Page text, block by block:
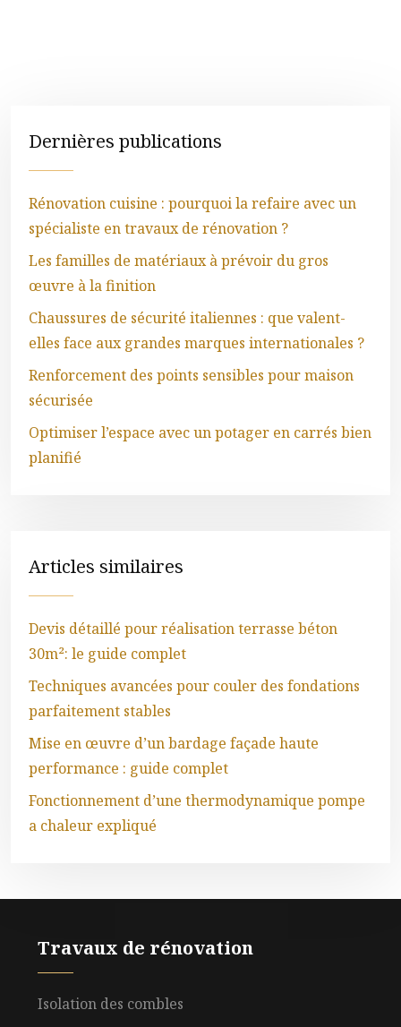
Dernières publications
Rénovation cuisine : pourquoi la refaire avec un
spécialiste en travaux de rénovation ?
Les familles de matériaux à prévoir du gros
œuvre à la finition
Chaussures de sécurité italiennes : que valent-
elles face aux grandes marques internationales ?
Renforcement des points sensibles pour maison
sécurisée
Optimiser l’espace avec un potager en carrés bien
planifié
Articles similaires
Devis détaillé pour réalisation terrasse béton
30m²: le guide complet
Techniques avancées pour couler des fondations
parfaitement stables
Mise en œuvre d’un bardage façade haute
performance : guide complet
Fonctionnement d’une thermodynamique pompe
a chaleur expliqué
Travaux de rénovation
Isolation des combles